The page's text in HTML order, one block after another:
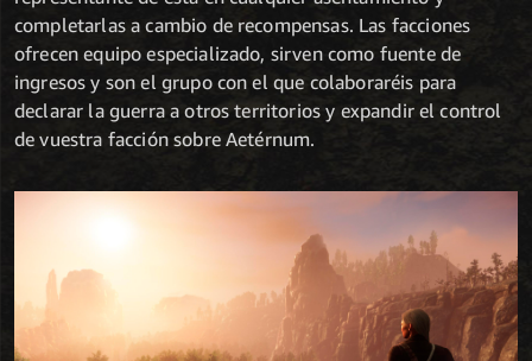
completarlas a cambio de recompensas. Las facciones
ofrecen equipo especializado, sirven como fuente de
ingresos y son el grupo con el que colaboraréis para
declarar la guerra a otros territorios y expandir el control
de vuestra facción sobre Aetérnum.